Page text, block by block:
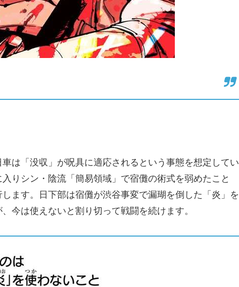
は「没収」が呪具に適応されるという事態を想定してい
りシン・陰流「簡易領域」で宿儺の術式を弱めたこと
ます。日下部は宿儺が渋谷事変で漏瑚を倒した「炎」を
今は使えないと割り切って戦闘を続けます。